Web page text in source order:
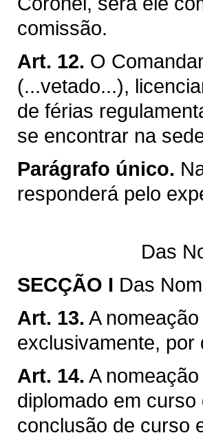
comissão.
Art. 12. O
(...vetado...),
de férias
se encontrar na
Parágrafo único.
responderá pelo
Das
SECÇÃO I Das
Art. 13. A
exclusivamente,
Art. 14. A
diplomado em
conclusão de curso